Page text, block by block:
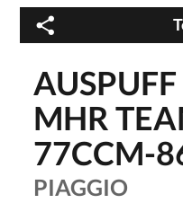
MHR
77CCM-
PIAGGIO